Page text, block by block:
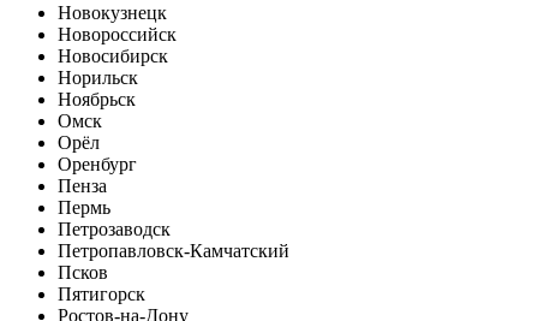
Новокузнецк
Новороссийск
Новосибирск
Норильск
Ноябрьск
Омск
Орёл
Оренбург
Пенза
Пермь
Петрозаводск
Петропавловск-Камчатский
Псков
Пятигорск
Ростов-на-Дону